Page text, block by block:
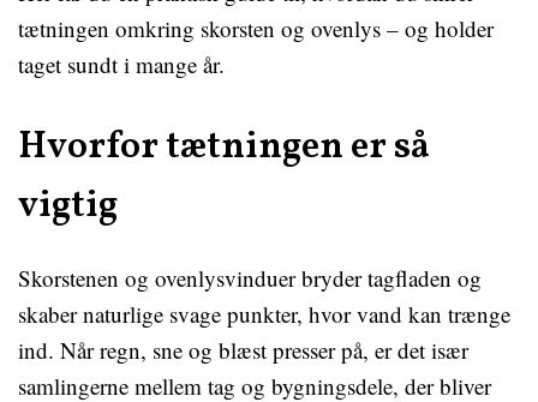
tætningen omkring skorsten og ovenlys – og holder
taget sundt i mange år.
Hvorfor tætningen er så
vigtig
Skorstenen og ovenlysvinduer bryder tagfladen og
skaber naturlige svage punkter, hvor vand kan trænge
ind. Når regn, sne og blæst presser på, er det især
samlingerne mellem tag og bygningsdele, der bliver